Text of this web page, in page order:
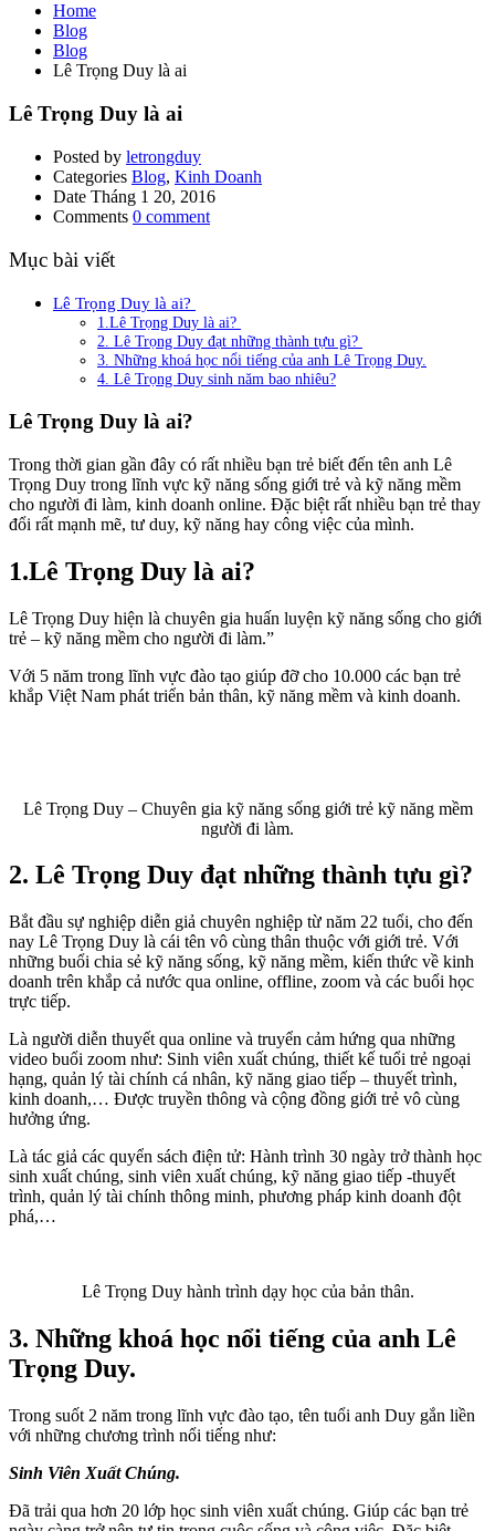
Home
Blog
Blog
Lê Trọng Duy là ai
Lê Trọng Duy là ai
Posted by letrongduy
Categories Blog, Kinh Doanh
Date Tháng 1 20, 2016
Comments 0 comment
Mục bài viết
Lê Trọng Duy là ai?
1.Lê Trọng Duy là ai?
2. Lê Trọng Duy đạt những thành tựu gì?
3. Những khoá học nổi tiếng của anh Lê Trọng Duy.
4. Lê Trọng Duy sinh năm bao nhiêu?
Lê Trọng Duy là ai?
Trong thời gian gần đây có rất nhiều bạn trẻ biết đến tên anh Lê
Trọng Duy trong lĩnh vực kỹ năng sống giới trẻ và kỹ năng mềm
cho người đi làm, kinh doanh online. Đặc biệt rất nhiều bạn trẻ thay
đổi rất mạnh mẽ, tư duy, kỹ năng hay công việc của mình.
1.Lê Trọng Duy là ai?
Lê Trọng Duy hiện là chuyên gia huấn luyện kỹ năng sống cho giới
trẻ – kỹ năng mềm cho người đi làm.”
Với 5 năm trong lĩnh vực đào tạo giúp đỡ cho 10.000 các bạn trẻ
khắp Việt Nam phát triển bản thân, kỹ năng mềm và kinh doanh.
Lê Trọng Duy – Chuyên gia kỹ năng sống giới trẻ kỹ năng mềm
người đi làm.
2. Lê Trọng Duy đạt những thành tựu gì?
Bắt đầu sự nghiệp diễn giả chuyên nghiệp từ năm 22 tuổi, cho đến
nay Lê Trọng Duy là cái tên vô cùng thân thuộc với giới trẻ. Với
những buổi chia sẻ kỹ năng sống, kỹ năng mềm, kiến thức về kinh
doanh trên khắp cả nước qua online, offline, zoom và các buổi học
trực tiếp.
Là người diễn thuyết qua online và truyển cảm hứng qua những
video buổi zoom như: Sinh viên xuất chúng, thiết kế tuổi trẻ ngoại
hạng, quản lý tài chính cá nhân, kỹ năng giao tiếp – thuyết trình,
kinh doanh,… Được truyền thông và cộng đồng giới trẻ vô cùng
hưởng ứng.
Là tác giả các quyển sách điện tử: Hành trình 30 ngày trở thành học
sinh xuất chúng, sinh viên xuất chúng, kỹ năng giao tiếp -thuyết
trình, quản lý tài chính thông minh, phương pháp kinh doanh đột
phá,…
Lê Trọng Duy hành trình dạy học của bản thân.
3. Những khoá học nổi tiếng của anh Lê
Trọng Duy.
Trong suốt 2 năm trong lĩnh vực đào tạo, tên tuổi anh Duy gắn liền
với những chương trình nổi tiếng như:
Sinh Viên Xuất Chúng.
Đã trải qua hơn 20 lớp học sinh viên xuất chúng. Giúp các bạn trẻ